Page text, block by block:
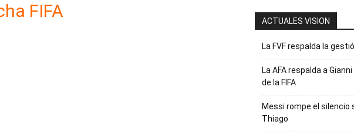
FIFA ACTUALES VISION
La FVF respalda la
La AFA respalda a
de la FIFA
Messi rompe el silencio
Thiago